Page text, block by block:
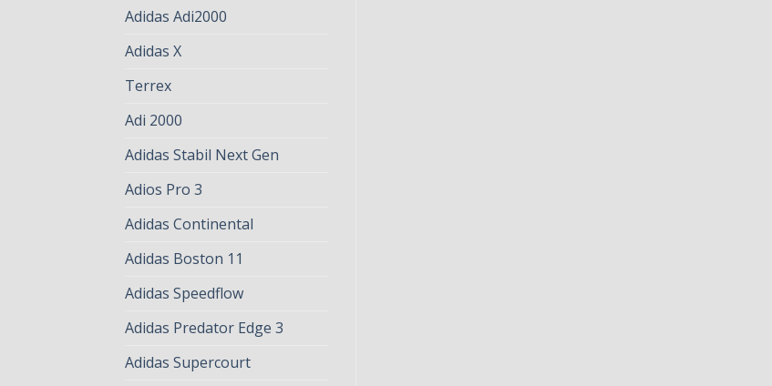
Adidas Adi2000
Adidas X
Terrex
Adi 2000
Adidas Stabil Next Gen
Adios Pro 3
Adidas Continental
Adidas Boston 11
Adidas Speedflow
Adidas Predator Edge 3
Adidas Supercourt